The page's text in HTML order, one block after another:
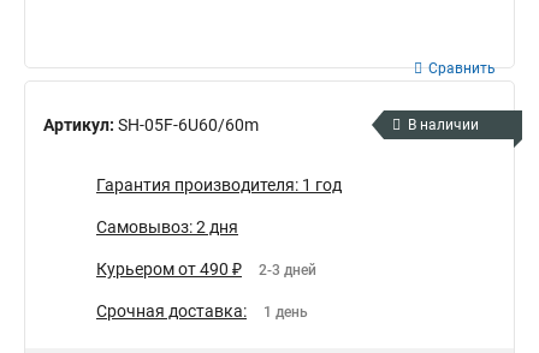
Артикул: SH-05F-6U60/60m
Сравнить
В наличии
Гарантия производителя: 1 год
Самовывоз: 2 дня
Курьером от 490 ₽ 2-3 дней
Срочная доставка: 1 день